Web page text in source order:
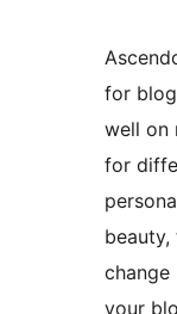
for
well on
for
beauty,
your